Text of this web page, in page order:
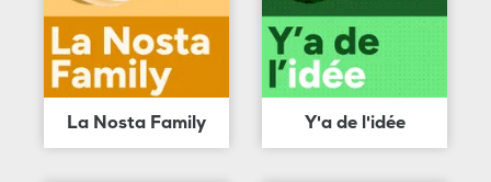
La Nosta Family Y'a de l'idée